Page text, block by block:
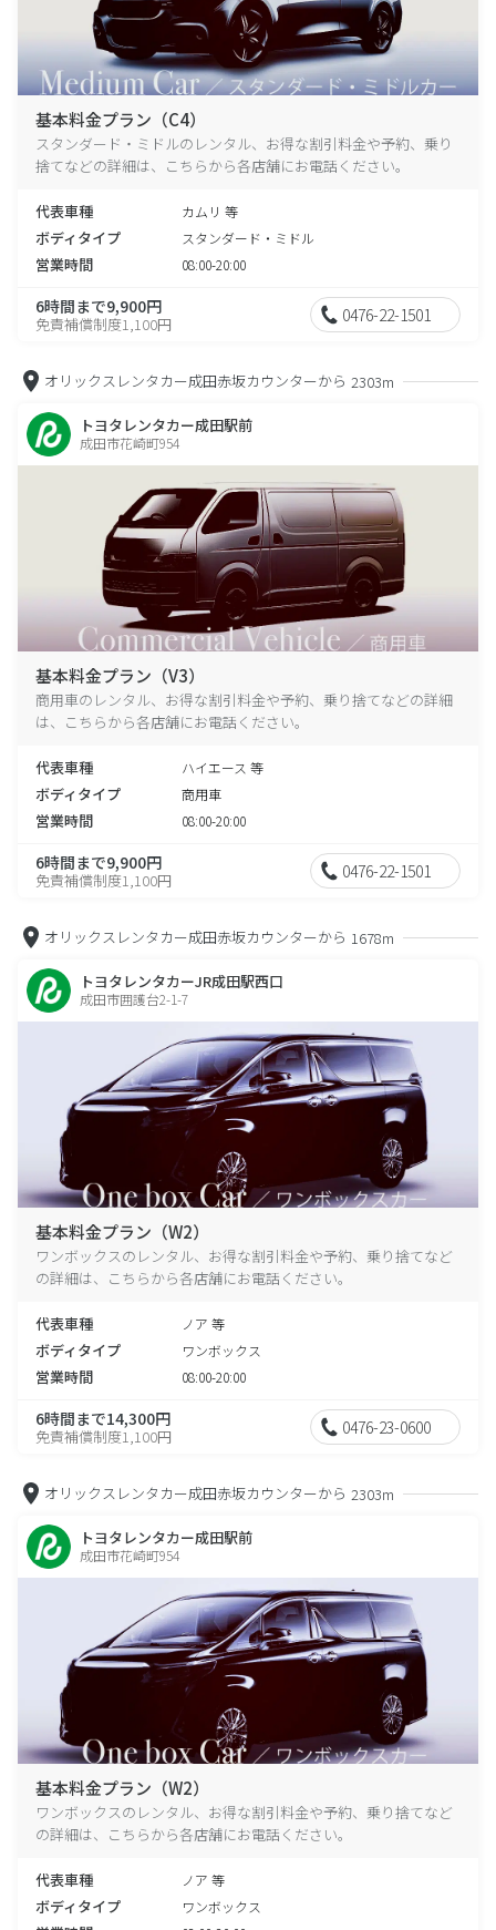
基本料金プラン（C4）
スタンダード・ミドルのレンタル、お得な割引料金や予約、乗り
捨てなどの詳細は、こちらから各店舗にお電話ください。
代表車種 カムリ 等
ボディタイプ スタンダード・ミドル
営業時間 08:00-20:00
6時間まで9,900円
免責補償制度1,100円 0476-22-1501
オリックスレンタカー成田赤坂カウンターから 2303m
トヨタレンタカー成田駅前
成田市花崎町954
基本料金プラン（V3）
商用車のレンタル、お得な割引料金や予約、乗り捨てなどの詳細
は、こちらから各店舗にお電話ください。
代表車種 ハイエース 等
ボディタイプ 商用車
営業時間 08:00-20:00
6時間まで9,900円
免責補償制度1,100円 0476-22-1501
オリックスレンタカー成田赤坂カウンターから 1678m
トヨタレンタカーJR成田駅西口
成田市囲護台2-1-7
基本料金プラン（W2）
ワンボックスのレンタル、お得な割引料金や予約、乗り捨てなど
の詳細は、こちらから各店舗にお電話ください。
代表車種 ノア 等
ボディタイプ ワンボックス
営業時間 08:00-20:00
6時間まで14,300円
免責補償制度1,100円 0476-23-0600
オリックスレンタカー成田赤坂カウンターから 2303m
トヨタレンタカー成田駅前
成田市花崎町954
基本料金プラン（W2）
ワンボックスのレンタル、お得な割引料金や予約、乗り捨てなど
の詳細は、こちらから各店舗にお電話ください。
代表車種 ノア 等
ボディタイプ ワンボックス